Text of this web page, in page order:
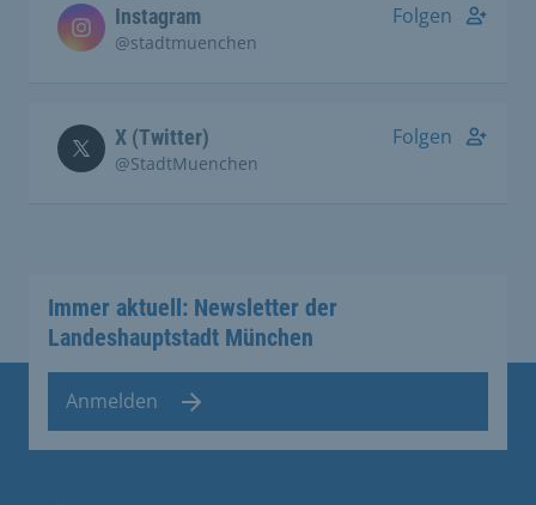
Instagram
@stadtmuenchen
Folgen
X (Twitter)
@StadtMuenchen
Folgen
Immer aktuell: Newsletter der
Landeshauptstadt München
Anmelden